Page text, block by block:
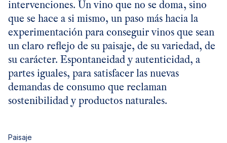
intervenciones. Un vino que no se doma, sino
que se hace a si mismo, un paso más hacia la
experimentación para conseguir vinos que sean
un claro reflejo de su paisaje, de su variedad, de
su carácter. Espontaneidad y autenticidad, a
partes iguales, para satisfacer las nuevas
demandas de consumo que reclaman
sostenibilidad y productos naturales.
Paisaje